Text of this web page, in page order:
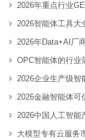
2026年重点行业
2026智能体工具大
2026年Data+AI厂
OPC智能体的行业
2026企业生产级智
2026金融智能体可
2026中国人工智能
大模型专有云服务